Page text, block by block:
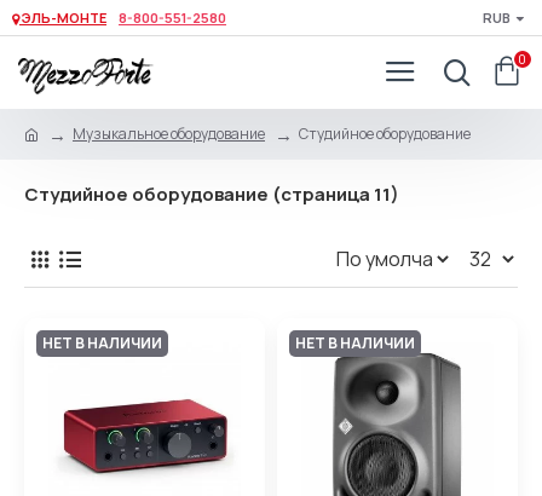
ЭЛЬ-МОНТЕ 8-800-551-2580 RUB
0
Музыкальное оборудование Студийное оборудование
Студийное оборудование (страница 11)
НЕТ В НАЛИЧИИ НЕТ В НАЛИЧИИ